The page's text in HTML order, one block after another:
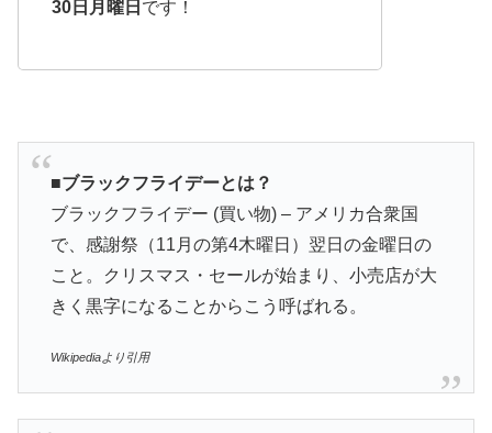
30日月曜日 です！
■ブラックフライデーとは？
ブラックフライデー (買い物) – アメリカ合衆国
で、感謝祭（11月の第4木曜日）翌日の金曜日の
こと。クリスマス・セールが始まり、小売店が大
きく黒字になることからこう呼ばれる。
Wikipediaより引用